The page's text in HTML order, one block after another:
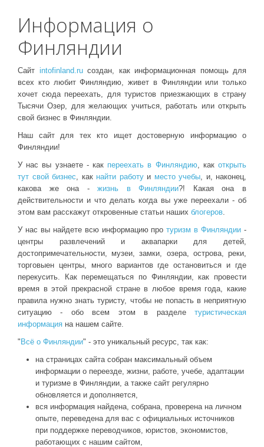
Информация о
Финляндии
Сайт intofinland.ruсоздан, как информационная помощь для
всех кто любит Финляндию, живет в Финляндии или только
хочет сюда переехать, для туристов приезжающих в страну
Тысячи Озер, для желающих учиться, работать или открыть
свой бизнес в Финляндии.
Наш сайт для тех кто ищет достоверную информацию о
Финляндии!
У нас вы узнаете - как переехать в Финляндию, какоткрыть
тут свой бизнес, как найти работуи место учебы, и, наконец,
какова же она -жизнь в Финляндии?! Какая она в
действительности и что делать когда вы уже переехали - об
этом вам расскажут откровенные статьи наших блогеров.
У нас вы найдете всю информацию протуризм в Финляндии -
центры развлечений и аквапарки для детей,
достопримечательности, музеи, замки, озера, острова, реки,
торговыен центры, много вариантов где остановиться и где
перекусить. Как перемещаться по Финляндии, как провести
время в этой прекрасной стране в любое время года, какие
правила нужно знать туристу, чтобы не попасть в неприятную
ситуацию - обо всем этом в разделе туристическая
информация на нашем сайте.
" Всё о Финляндии" - это уникальный ресурс, так как:
на страницах сайта собран максимальный объем
информации о переезде, жизни, работе, учебе, адаптации
и туризме в Финляндии, а также сайт регулярно
обновляется и дополняется,
вся информация найдена, собрана, проверена на личном
опыте, переведена для вас с официальных источников
при поддержке переводчиков, юристов, экономистов,
работающих с нашим сайтом,